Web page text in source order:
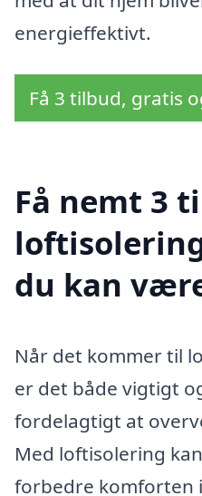
energieffektivt.
Få 3 tilbud, gratis
Få nemt 3
du kan
Når det kommer til
er det både vigtigt
fordelagtigt at
Med loftisolering
forbedre komforten